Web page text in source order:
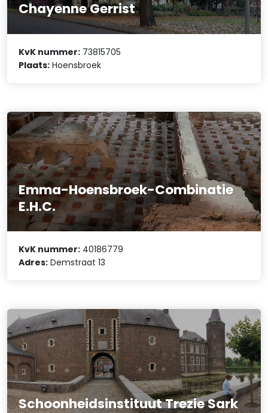
Chayenne Gerrist
KvK nummer: 73815705
Plaats: Hoensbroek
Emma-Hoensbroek-Combinatie
E.H.C.
KvK nummer: 40186779
Adres: Demstraat 13
Schoonheidsinstituut Trezie Sark